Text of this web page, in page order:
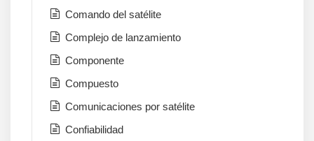
Comando del satélite
Complejo de lanzamiento
Componente
Compuesto
Comunicaciones por satélite
Confiabilidad